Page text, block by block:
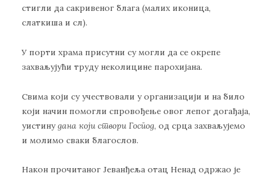
стигли да сакривеног блага (малих иконица,
слаткиша и сл).
У порти храма присутни су могли да се окрепе
захваљујући труду неколицине парохијана.
Свима који су учествовали у организацији и на било
који начин помогли спровођење овог лепог догађаја,
уистинудана који створи Господ, од срца захваљујемо
и молимо сваки благослов.
Након прочитаног Јеванђеља отац Ненад одржао је